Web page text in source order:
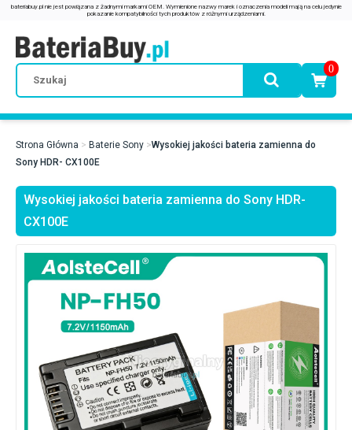
0
Strona Główna Baterie Sony
Wysokiej jakości bateria zamienna do
Sony HDR- CX100E
Wysokiej jakości bateria zamienna do Sony HDR-
CX100E